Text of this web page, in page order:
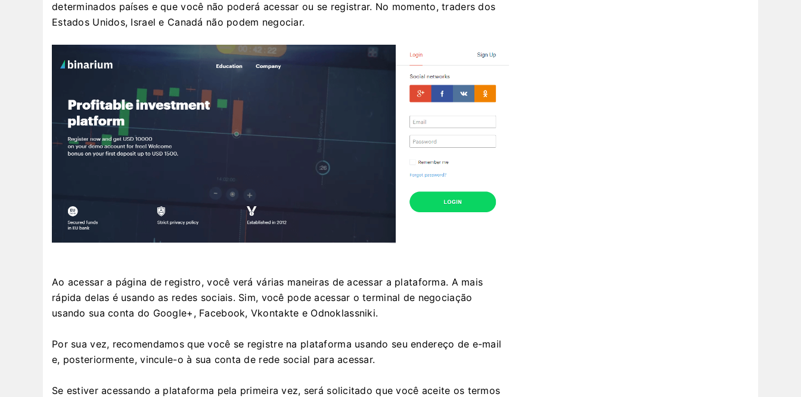
determinados países e que você não poderá acessar ou se registrar. No momento, traders dos
Estados Unidos, Israel e Canadá não podem negociar.
Ao acessar a página de registro, você verá várias maneiras de acessar a plataforma. A mais
rápida delas é usando as redes sociais. Sim, você pode acessar o terminal de negociação
usando sua conta do Google+, Facebook, Vkontakte e Odnoklassniki.
Por sua vez, recomendamos que você se registre na plataforma usando seu endereço de e-mail
e, posteriormente, vincule-o à sua conta de rede social para acessar.
Se estiver acessando a plataforma pela primeira vez, será solicitado que você aceite os termos